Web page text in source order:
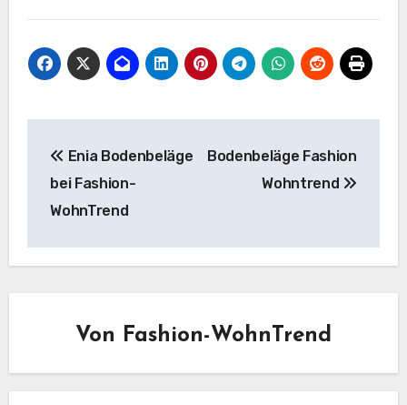
Enia Bodenbeläge
bei Fashion-
WohnTrend
Bodenbeläge Fashion
Wohntrend
Von Fashion-WohnTrend